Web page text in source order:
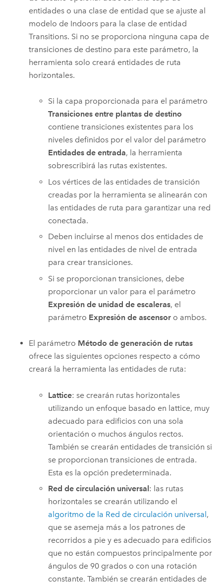
entidades o una clase de entidad que se ajuste al
modelo de Indoors para la clase de entidad
Transitions. Si no se proporciona ninguna capa de
transiciones de destino para este parámetro, la
herramienta solo creará entidades de ruta
horizontales.
Si la capa proporcionada para el parámetro
Transiciones entre plantas de destino
contiene transiciones existentes para los
niveles definidos por el valor del parámetro
Entidades de entrada, la herramienta
sobrescribirá las rutas existentes.
Los vértices de las entidades de transición
creadas por la herramienta se alinearán con
las entidades de ruta para garantizar una red
conectada.
Deben incluirse al menos dos entidades de
nivel en las entidades de nivel de entrada
para crear transiciones.
Si se proporcionan transiciones, debe
proporcionar un valor para el parámetro
Expresión de unidad de escaleras, el
parámetro Expresión de ascensor o ambos.
El parámetro Método de generación de rutas
ofrece las siguientes opciones respecto a cómo
creará la herramienta las entidades de ruta:
Lattice: se crearán rutas horizontales
utilizando un enfoque basado en lattice, muy
adecuado para edificios con una sola
orientación o muchos ángulos rectos.
También se crearán entidades de transición si
se proporcionan transiciones de entrada.
Esta es la opción predeterminada.
Red de circulación universal : las rutas
horizontales se crearán utilizando el
algoritmo de la Red de circulación universal ,
que se asemeja más a los patrones de
recorridos a pie y es adecuado para edificios
que no están compuestos principalmente por
ángulos de 90 grados o con una rotación
constante. También se crearán entidades de